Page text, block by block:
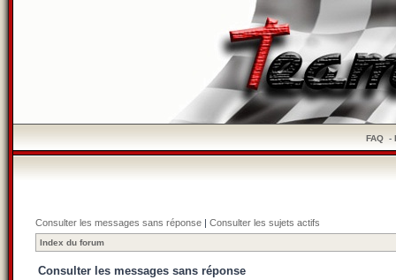
FAQ-
Consulter les messages sans réponse | Consulter les sujets actifs
Index du forum
Consulter les messages sans réponse